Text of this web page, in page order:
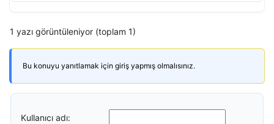
1 yazı görüntüleniyor (toplam 1)
Bu konuyu yanıtlamak için giriş yapmış olmalısınız.
Kullanıcı adı: